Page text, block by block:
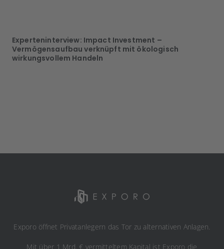
Experteninterview: Impact Investment –
Vermögensaufbau verknüpft mit ökologisch
wirkungsvollem Handeln
Exporo öffnet Privatanlegern das Tor zu alternativen Anlagen.
Mit über 1 Mrd. € vermitteltem Kapital ist Exporo die